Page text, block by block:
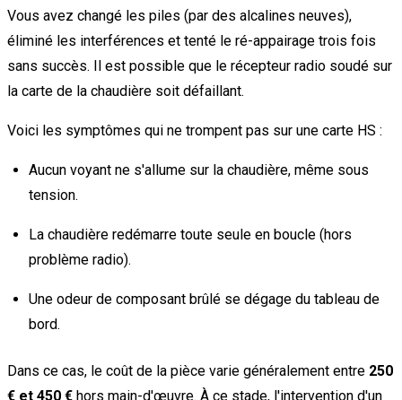
Vous avez changé les piles (par des alcalines neuves),
éliminé les interférences et tenté le ré-appairage trois fois
sans succès. Il est possible que le récepteur radio soudé sur
la carte de la chaudière soit défaillant.
Voici les symptômes qui ne trompent pas sur une carte HS :
Aucun voyant ne s'allume sur la chaudière, même sous
tension.
La chaudière redémarre toute seule en boucle (hors
problème radio).
Une odeur de composant brûlé se dégage du tableau de
bord.
Dans ce cas, le coût de la pièce varie généralement entre 250
€ et 450 € hors main-d'œuvre. À ce stade, l'intervention d'un